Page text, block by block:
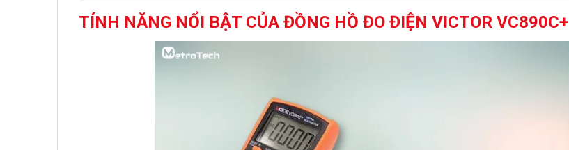
TÍNH NĂNG NỔI BẬT CỦA ĐỒNG HỒ ĐO ĐIỆN VICTOR VC890C+